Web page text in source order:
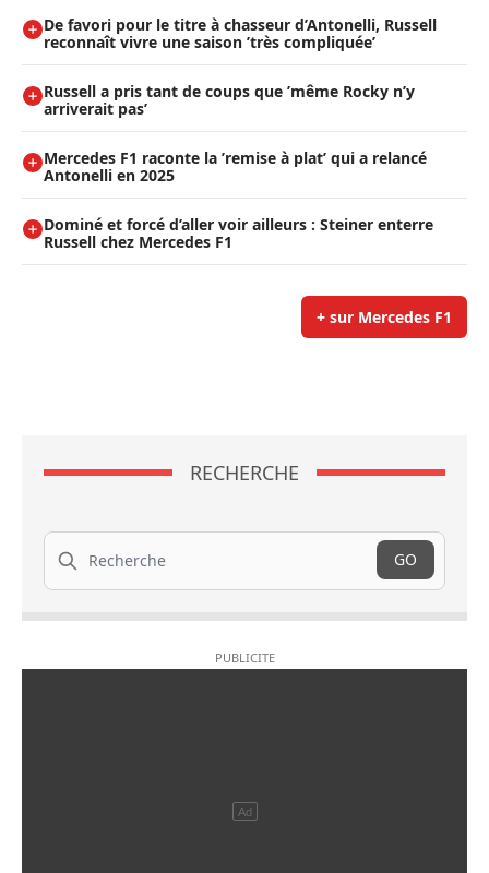
De favori pour le titre à chasseur d’Antonelli, Russell
reconnaît vivre une saison ’très compliquée’
Russell a pris tant de coups que ’même Rocky n’y
arriverait pas’
Mercedes F1 raconte la ’remise à plat’ qui a relancé
Antonelli en 2025
Dominé et forcé d’aller voir ailleurs : Steiner enterre
Russell chez Mercedes F1
+ sur Mercedes F1
RECHERCHE
Recherche
GO